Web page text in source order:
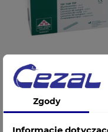
Nożyki / Lancety
hematologiczne
alergologiczne Heinz
Herenz (200 szt., ref.
Zgody